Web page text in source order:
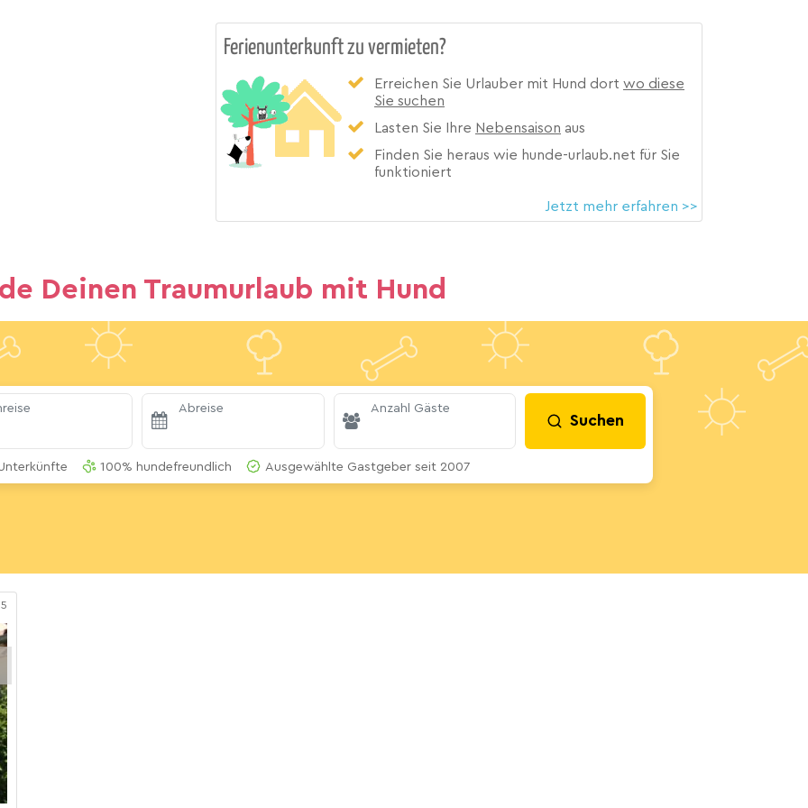
Ferienunterkunft zu vermieten?
Erreichen Sie Urlauber mit Hund dort wo diese
Sie suchen
Lasten Sie Ihre Nebensaison aus
Finden Sie heraus wie hunde-urlaub.net für Sie
funktioniert
Jetzt mehr erfahren >>
Deinen Traumurlaub mit Hund
Abreise Anzahl Gäste
Suchen
100% hundefreundlich Ausgewählte Gastgeber seit 2007